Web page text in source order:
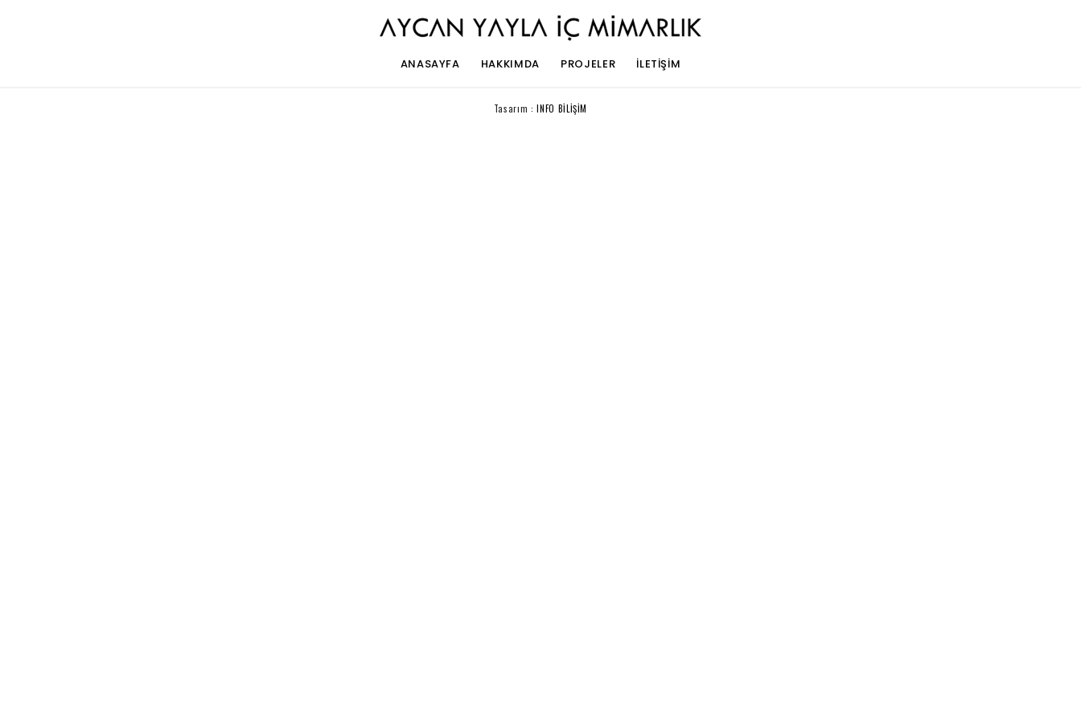
ANASAYFA HAKKIMDA PROJELER İLETIŞIM
Tasarım :INFO BİLİŞİM